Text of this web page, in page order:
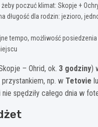
poczuć klimat: Skopje +
długość dla rodzin: jezioro,
tempo, możliwość posiedzenia
– Ohrid, ok. 3 godziny)
np. w Tetovie
spędziły całego dnia w